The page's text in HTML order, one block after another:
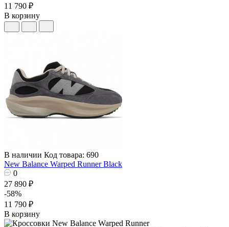
11 790 ₽
В корзину
В наличии Код товара: 690
New Balance Warped Runner Black
0
27 890 ₽
-58%
11 790 ₽
В корзину